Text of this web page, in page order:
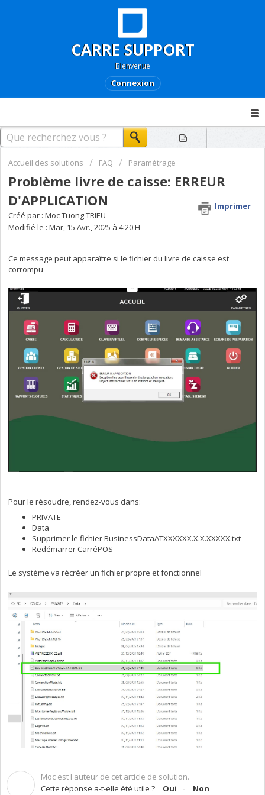
CARRE SUPPORT
Bienvenue
Connexion
Accueil des solutions FAQ Paramétrage
Problème livre de caisse: ERREUR
D'APPLICATION
Imprimer
Créé par : Moc Tuong TRIEU
Modifié le : Mar, 15 Avr., 2025 à 4:20 H
Ce message peut apparaître si le fichier du livre de caisse est
corrompu
Pour le résoudre, rendez-vous dans:
PRIVATE
Data
Supprimer le fichier BusinessDataATXXXXXX.X.X.XXXXX.txt
Redémarrer CarréPOS
Le système va récréer un fichier propre et fonctionnel
Moc est l'auteur de cet article de solution.
Cette réponse a-t-elle été utile ?
Oui Non